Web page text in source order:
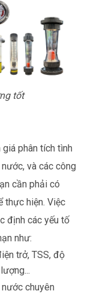
tốt
phân tích tình
và các công
cần phải có
thực hiện. Việc
định các yếu tố
như:
trở, TSS, độ
chuyên